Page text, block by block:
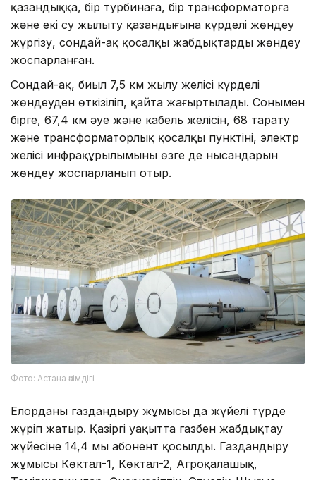
қазандыққа, бір турбинаға, бір трансформаторға
және екі су жылыту қазандығына күрделі жөндеу
жүргізу, сондай-ақ қосалқы жабдықтарды жөндеу
жоспарланған.
Сондай-ақ, биыл 7,5 км жылу желісі күрделі
жөндеуден өткізіліп, қайта жаңғыртылады. Сонымен
бірге, 67,4 км әуе және кабель желісін, 68 тарату
және трансформаторлық қосалқы пунктіні, электр
желісі инфрақұрылымының өзге де нысандарын
жөндеу жоспарланып отыр.
Фото: Астана әкімдігі
Елорданы газдандыру жұмысы да жүйелі түрде
жүріп жатыр. Қазіргі уақытта газбен жабдықтау
жүйесіне 14,4 мың абонент қосылды. Газдандыру
жұмысы Көктал-1, Көктал-2, Агроқалашық,